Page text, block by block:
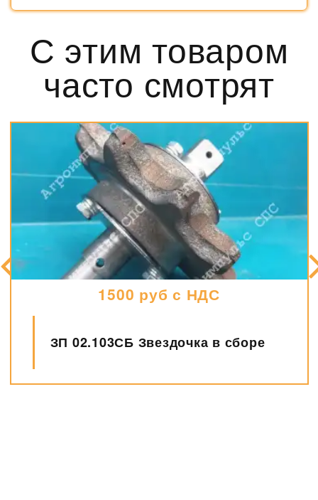
С этим товаром
часто смотрят
1500 руб с НДС
ЗП 02.103СБ Звездочка в сборе